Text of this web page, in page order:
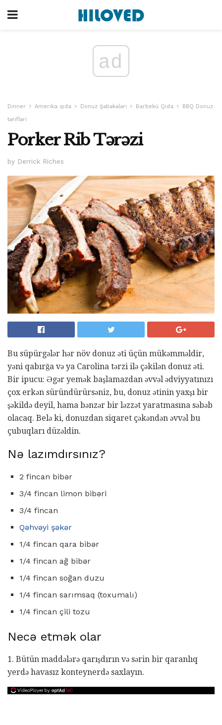
ad
Dinner Amerika qida Donuz Şəbəkələri Barbekü Qida
BBQ Donuz
tərifləri
Porker Rib Tərəzi
by Derrick Riches
Bu süpürgələr hər növ donuz əti üçün mükəmməldir,
yəni qabırğa və ya Carolina tərzi ilə çəkilən donuz əti.
Bir ipucu: Əgər yemək başlamazdan əvvəl ədviyyatınızı
çox erkən süründürürsəniz, bu, donuz ətinin yaxşı bir
şəkildə deyil, hama bənzər bir ləzzət yaratmasına səbəb
olacaq. Belə ki, donuzdan siqaret çəkəndən əvvəl bu
çubuqları düzəldin.
Nə lazımdırsınız?
2 fincan bibər
3/4 fincan limon bibəri
3/4 fincan
Qəhvəyi şəkər
1/4 fincan qara bibər
1/4 fincan ağ bibər
1/4 fincan soğan duzu
1/4 fincan sarımsaq (toxumalı)
1/4 fincan çili tozu
Necə etmək olar
1. Bütün maddələrə qarışdırın və sərin bir qaranlıq
yerdə havasız konteynerdə saxlayın.